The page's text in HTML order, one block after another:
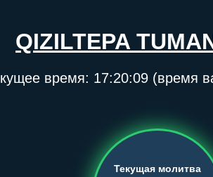
QIZILTEPA
время: 17:20:09(время
Текущая молитва